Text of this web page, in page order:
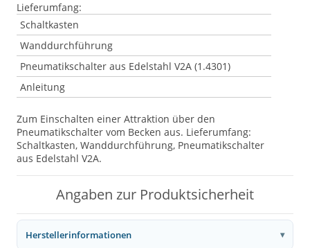
Lieferumfang:
Schaltkasten
Wanddurchführung
Pneumatikschalter aus Edelstahl V2A (1.4301)
Anleitung
Zum Einschalten einer Attraktion über den
Pneumatikschalter vom Becken aus. Lieferumfang:
Schaltkasten, Wanddurchführung, Pneumatikschalter
aus Edelstahl V2A.
Angaben zur Produktsicherheit
Herstellerinformationen